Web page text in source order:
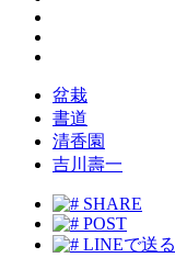
盆栽
書道
清香園
吉川壽一
SHARE
POST
LINEで送る